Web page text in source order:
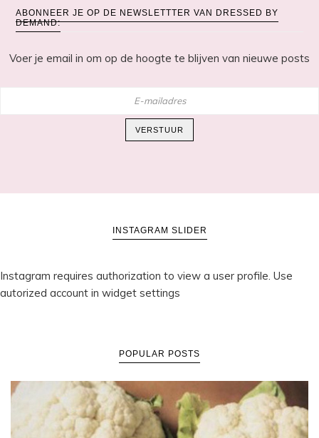
ABONNEER JE OP DE NEWSLETTTER VAN DRESSED BY
DEMAND:
Voer je email in om op de hoogte te blijven van nieuwe posts
mailadres
VERSTUUR
INSTAGRAM SLIDER
Instagram requires authorization to view a user profile. Use
autorized account in widget settings
POPULAR POSTS